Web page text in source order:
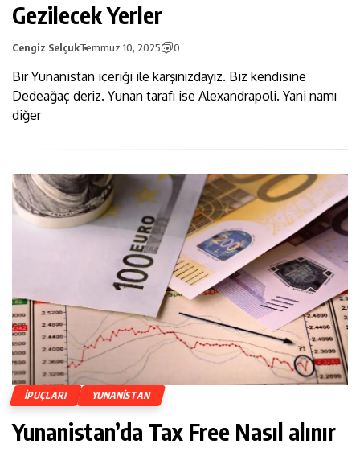
Gezilecek Yerler
Cengiz SelçukTemmuz 10, 2025 0
Bir Yunanistan içeriği ile karşınızdayız. Biz kendisine
Dedeağaç deriz. Yunan tarafı ise Alexandrapoli. Yani namı
diğer
İPUÇLARI YUNANISTAN
Yunanistan’da Tax Free Nasıl alınır